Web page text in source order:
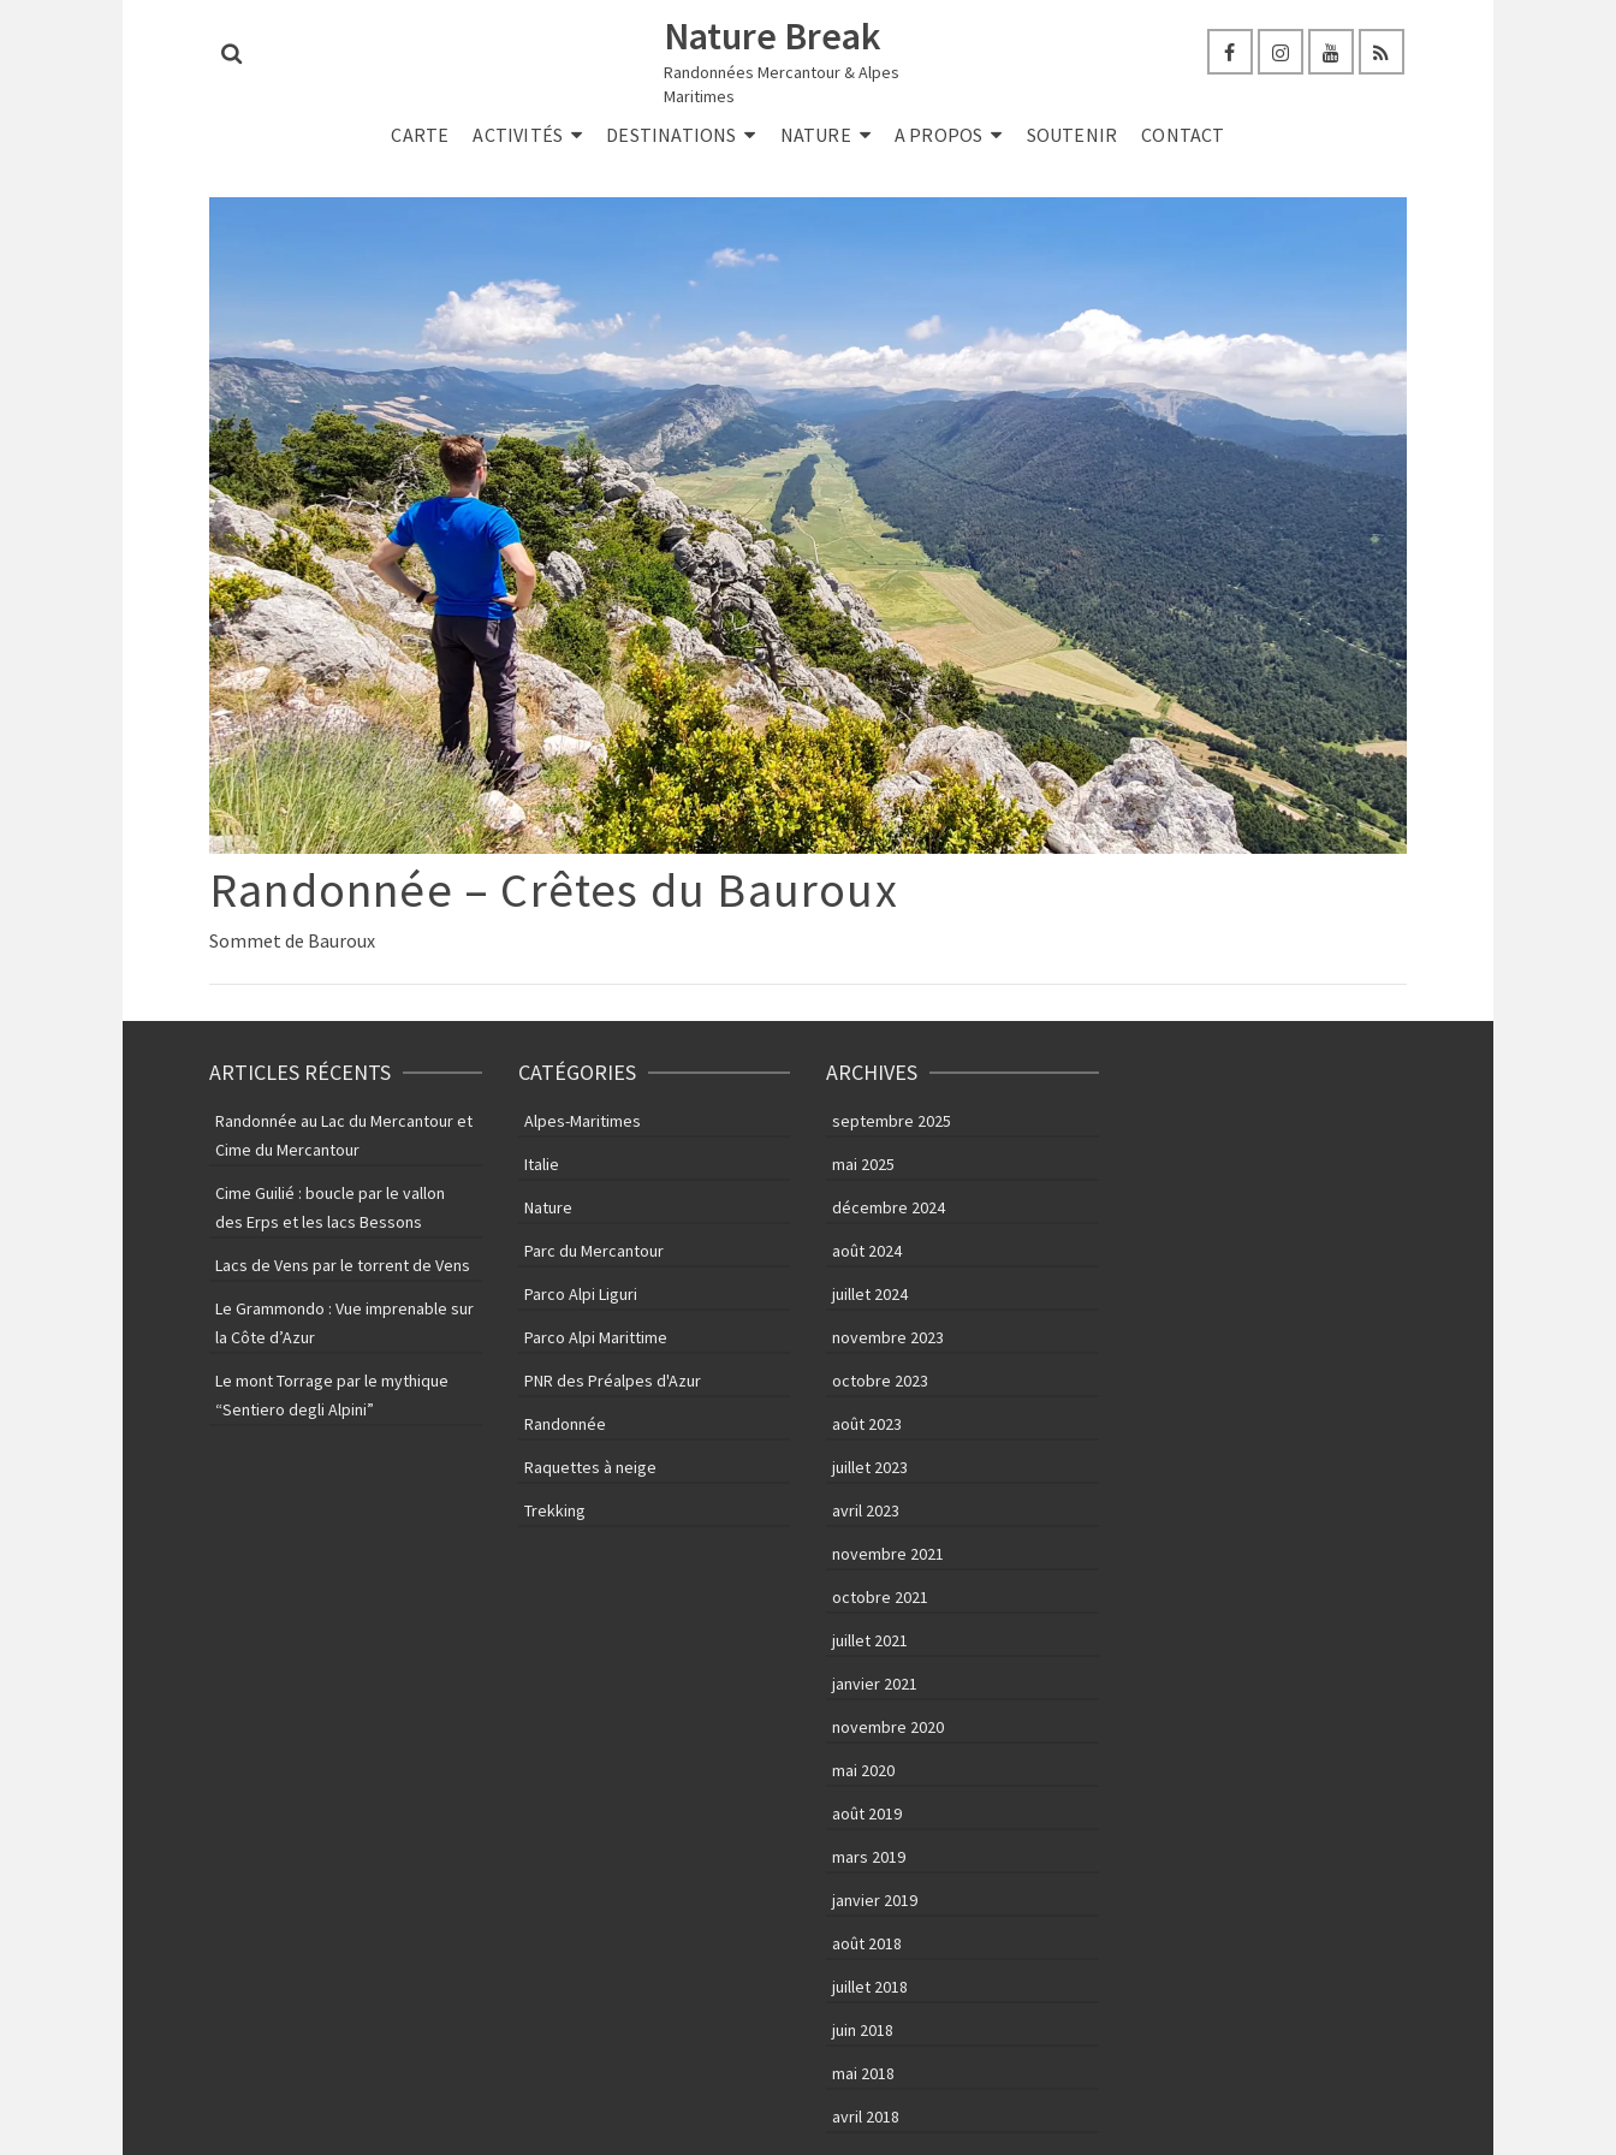
Nature Break
Randonnées Mercantour & Alpes
Maritimes
CARTE ACTIVITÉS DESTINATIONS NATURE A PROPOS SOUTENIR CONTACT
Randonnée – Crêtes du Bauroux
Sommet de Bauroux
ARTICLES RÉCENTS
Randonnée au Lac du Mercantour et
Cime du Mercantour
Cime Guilié : boucle par le vallon
des Erps et les lacs Bessons
Lacs de Vens par le torrent de Vens
Le Grammondo : Vue imprenable sur
la Côte d’Azur
Le mont Torrage par le mythique
“Sentiero degli Alpini”
CATÉGORIES
Alpes-Maritimes
Italie
Nature
Parc du Mercantour
Parco Alpi Liguri
Parco Alpi Marittime
PNR des Préalpes d'Azur
Randonnée
Raquettes à neige
Trekking
ARCHIVES
septembre 2025
mai 2025
décembre 2024
août 2024
juillet 2024
novembre 2023
octobre 2023
août 2023
juillet 2023
avril 2023
novembre 2021
octobre 2021
juillet 2021
janvier 2021
novembre 2020
mai 2020
août 2019
mars 2019
janvier 2019
août 2018
juillet 2018
juin 2018
mai 2018
avril 2018